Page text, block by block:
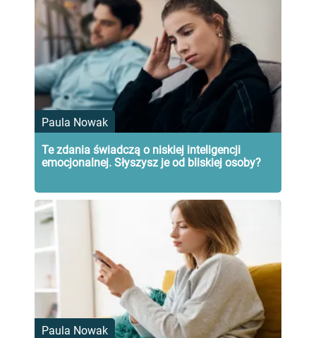
Paula Nowak
Te zdania świadczą o niskiej inteligencji
emocjonalnej. Słyszysz je od bliskiej osoby?
Paula Nowak